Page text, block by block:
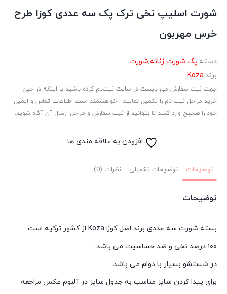
شورت اسلیپ نخی ترک پک سه عددی کوزا طرح
خرس مهربون
دسته:پک شورت زنانه,شورت
برند:Koza
جهت ثبت سفارش می بایست در سایت ثبت‌نام کرده باشید یا اینکه در حین
خرید مراحل ثبت نام را تکمیل نمایید . خواهشمند است اطلاعات تماس و ایمیل
خود را صحیح وارد کنید تا بتوانید از ثبت سفارش و مراحل ارسال آن آگاه شوید.
افزودن به علاقه مندی ها
توضیحات توضیحات تکمیلی نظرات (0)
توضیحات
بسته شورت سه عددی برند اصل کوزا Koza از کشور ترکیه است.
۱۰۰ درصد نخی و ضد حساسیت می باشد.
در شستشو بسیار با دوام می باشد.
برای پیدا کردن سایز مناسب به جدول سایز در آلبوم عکس مراجعه